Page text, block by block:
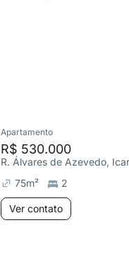
Apartamento
R$ 530.000
R. Álvares de Azevedo,
75m² 2
Ver contato